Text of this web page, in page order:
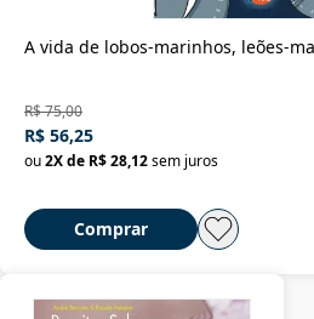
A vida de lobos-marinhos, leões-
R$ 75,00
R$ 56,25
ou2X de R$ 28,12sem juros
Comprar